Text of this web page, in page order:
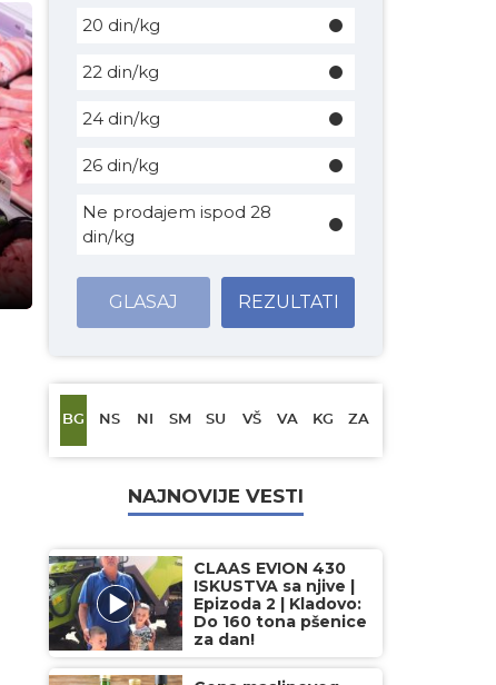
20 din/kg
22 din/kg
24 din/kg
26 din/kg
Ne prodajem ispod 28
din/kg
GLASAJ REZULTATI
BG NS NI SM SU VŠ VA KG ZA
NAJNOVIJE VESTI
CLAAS EVION 430
ISKUSTVA sa njive |
Epizoda 2 | Kladovo:
Do 160 tona pšenice
za dan!